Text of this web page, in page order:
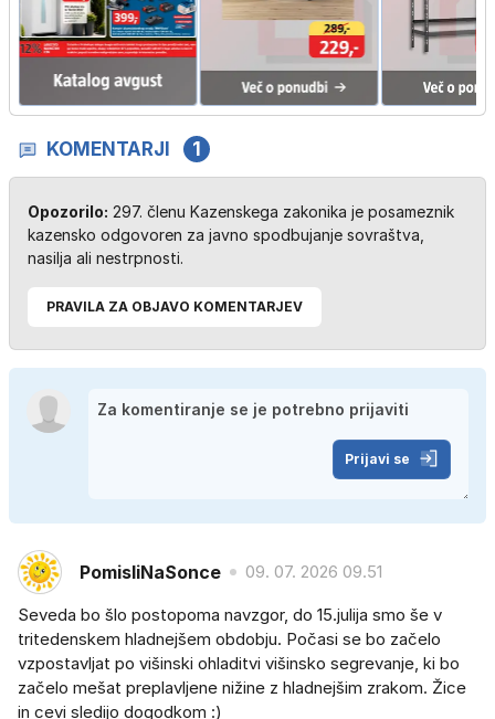
KOMENTARJI 1
Opozorilo: 297. členu Kazenskega zakonika je posameznik
kazensko odgovoren za javno spodbujanje sovraštva,
nasilja ali nestrpnosti.
PRAVILA ZA OBJAVO KOMENTARJEV
Prijavi se
PomisliNaSonce 09. 07. 2026 09.51
Seveda bo šlo postopoma navzgor, do 15.julija smo še v
tritedenskem hladnejšem obdobju. Počasi se bo začelo
vzpostavljat po višinski ohladitvi višinsko segrevanje, ki bo
začelo mešat preplavljene nižine z hladnejšim zrakom. Žice
in cevi sledijo dogodkom :)